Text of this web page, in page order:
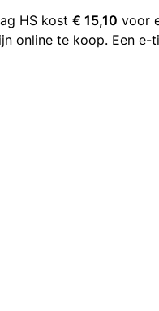
HS kost € 15,10 voor
online te koop. Een